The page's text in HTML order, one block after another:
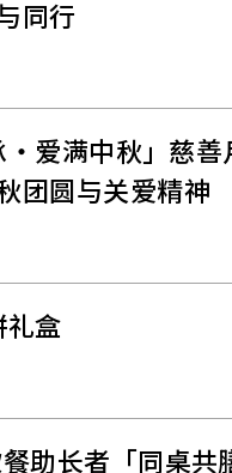
同行
爱满中秋」慈善
团圆与关爱精神
礼盒
助长者「同桌共